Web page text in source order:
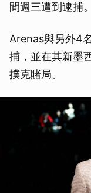
間週三遭到逮捕。
Arenas與另外4
捕，並在其新墨
撲克賭局。